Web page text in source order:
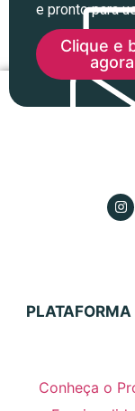
e pronto para
Clique e
PLATAFORMA
Conheça o